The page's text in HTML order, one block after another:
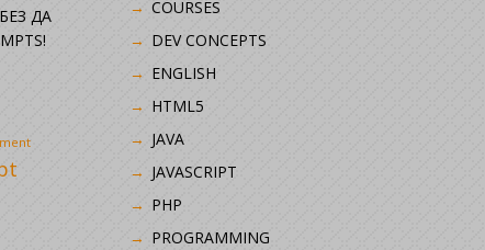
ДА
COURSES
DEV CONCEPTS
ENGLISH
HTML5
JAVA
JAVASCRIPT
PHP
PROGRAMMING